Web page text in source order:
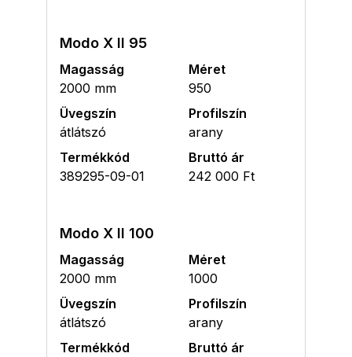
Modo X II 95
Magasság
2000 mm
Méret
950
Üvegszín
átlátszó
Profilszín
arany
Termékkód
389295-09-01
Bruttó ár
242 000 Ft
Modo X II 100
Magasság
2000 mm
Méret
1000
Üvegszín
átlátszó
Profilszín
arany
Termékkód
Bruttó ár